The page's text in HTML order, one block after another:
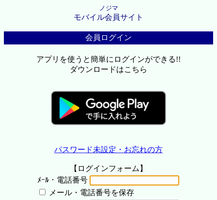
ノジマ
モバイル会員サイト
会員ログイン
アプリを使うと簡単にログインができる!!
ダウンロードはこちら
パスワード未設定・お忘れの方
【ログインフォーム】
ﾒｰﾙ・電話番号
メール・電話番号を保存